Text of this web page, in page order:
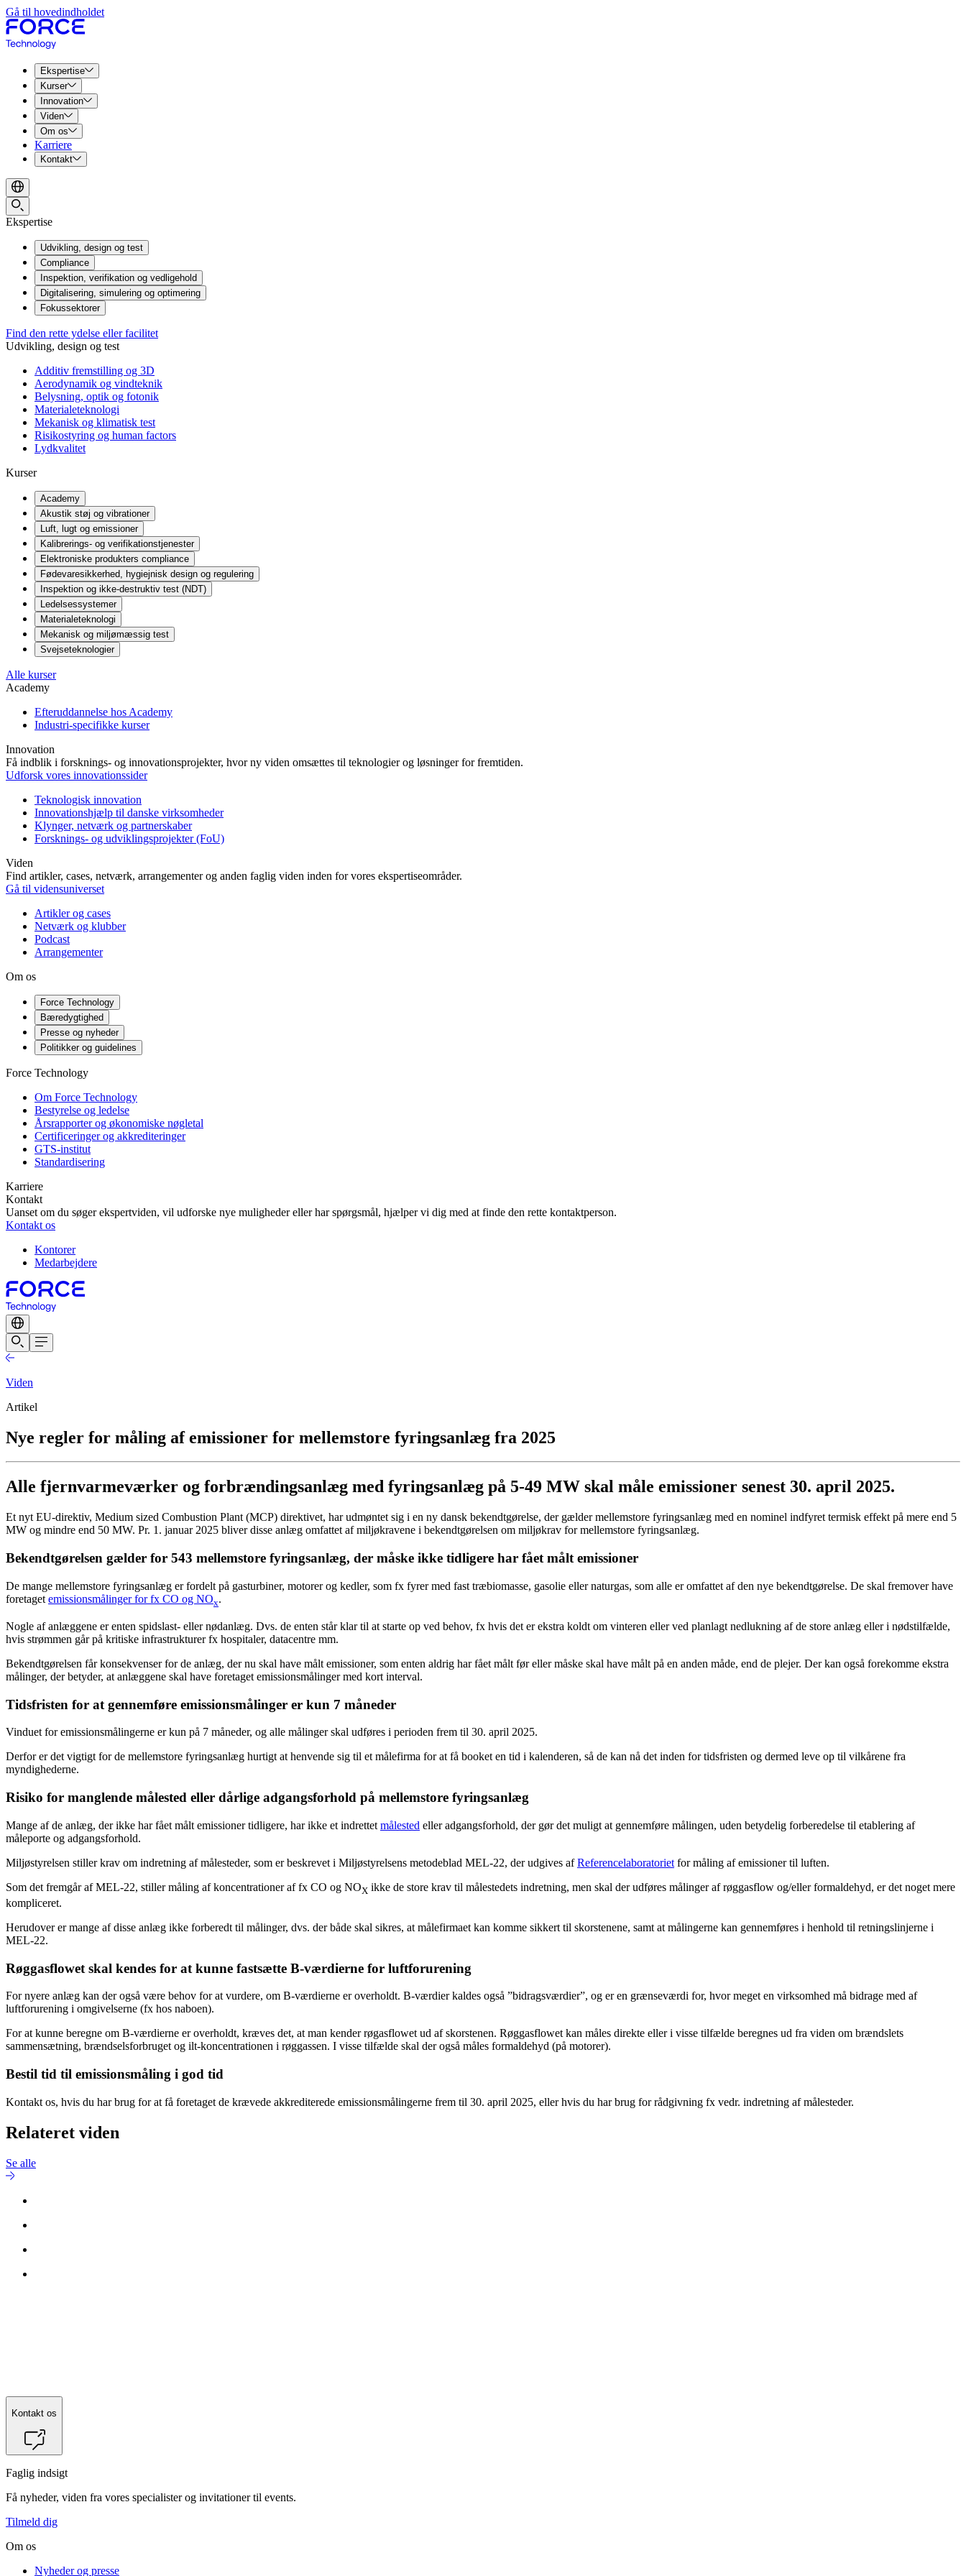
Gå til hovedindholdet
Ekspertise
Kurser
Innovation
Viden
Om os
Karriere
Kontakt
Ekspertise
Udvikling, design og test
Compliance
Inspektion, verifikation og vedligehold
Digitalisering, simulering og optimering
Fokussektorer
Find den rette ydelse eller facilitet
Udvikling, design og test
Additiv fremstilling og 3D
Aerodynamik og vindteknik
Belysning, optik og fotonik
Materialeteknologi
Mekanisk og klimatisk test
Risikostyring og human factors
Lydkvalitet
Kurser
Academy
Akustik støj og vibrationer
Luft, lugt og emissioner
Kalibrerings- og verifikationstjenester
Elektroniske produkters compliance
Fødevaresikkerhed, hygiejnisk design og regulering
Inspektion og ikke-destruktiv test (NDT)
Ledelsessystemer
Materialeteknologi
Mekanisk og miljømæssig test
Svejseteknologier
Alle kurser
Academy
Efteruddannelse hos Academy
Industri-specifikke kurser
Innovation
Få indblik i forsknings- og innovationsprojekter, hvor ny viden omsættes til teknologier og løsninger for fremtiden.
Udforsk vores innovationssider
Teknologisk innovation
Innovationshjælp til danske virksomheder
Klynger, netværk og partnerskaber
Forsknings- og udviklingsprojekter (FoU)
Viden
Find artikler, cases, netværk, arrangementer og anden faglig viden inden for vores ekspertiseområder.
Gå til vidensuniverset
Artikler og cases
Netværk og klubber
Podcast
Arrangementer
Om os
Force Technology
Bæredygtighed
Presse og nyheder
Politikker og guidelines
Force Technology
Om Force Technology
Bestyrelse og ledelse
Årsrapporter og økonomiske nøgletal
Certificeringer og akkrediteringer
GTS-institut
Standardisering
Karriere
Kontakt
Uanset om du søger ekspertviden, vil udforske nye muligheder eller har spørgsmål, hjælper vi dig med at finde den rette kontaktperson.
Kontakt os
Kontorer
Medarbejdere
Viden
Artikel
Nye regler for måling af emissioner for mellemstore fyringsanlæg fra 2025
Alle fjernvarmeværker og forbrændingsanlæg med fyringsanlæg på 5-49 MW skal måle emissioner senest 30. april 2025.
Et nyt EU-direktiv, Medium sized Combustion Plant (MCP) direktivet, har udmøntet sig i en ny dansk bekendtgørelse, der gælder mellemstore fyringsanlæg med en nominel indfyret termisk effekt på mere end 5
MW og mindre end 50 MW. Pr. 1. januar 2025 bliver disse anlæg omfattet af miljøkravene i bekendtgørelsen om miljøkrav for mellemstore fyringsanlæg.
Bekendtgørelsen gælder for 543 mellemstore fyringsanlæg, der måske ikke tidligere har fået målt emissioner
De mange mellemstore fyringsanlæg er fordelt på gasturbiner, motorer og kedler, som fx fyrer med fast træbiomasse, gasolie eller naturgas, som alle er omfattet af den nye bekendtgørelse. De skal fremover have
foretaget emissionsmålinger for fx CO og NOx.
Nogle af anlæggene er enten spidslast- eller nødanlæg. Dvs. de enten står klar til at starte op ved behov, fx hvis det er ekstra koldt om vinteren eller ved planlagt nedlukning af de store anlæg eller i nødstilfælde,
hvis strømmen går på kritiske infrastrukturer fx hospitaler, datacentre mm.
Bekendtgørelsen får konsekvenser for de anlæg, der nu skal have målt emissioner, som enten aldrig har fået målt før eller måske skal have målt på en anden måde, end de plejer. Der kan også forekomme ekstra
målinger, der betyder, at anlæggene skal have foretaget emissionsmålinger med kort interval.
Tidsfristen for at gennemføre emissionsmålinger er kun 7 måneder
Vinduet for emissionsmålingerne er kun på 7 måneder, og alle målinger skal udføres i perioden frem til 30. april 2025.
Derfor er det vigtigt for de mellemstore fyringsanlæg hurtigt at henvende sig til et målefirma for at få booket en tid i kalenderen, så de kan nå det inden for tidsfristen og dermed leve op til vilkårene fra
myndighederne.
Risiko for manglende målested eller dårlige adgangsforhold på mellemstore fyringsanlæg
Mange af de anlæg, der ikke har fået målt emissioner tidligere, har ikke et indrettet målested eller adgangsforhold, der gør det muligt at gennemføre målingen, uden betydelig forberedelse til etablering af
måleporte og adgangsforhold.
Miljøstyrelsen stiller krav om indretning af målesteder, som er beskrevet i Miljøstyrelsens metodeblad MEL-22, der udgives afReferencelaboratoriet for måling af emissioner til luften.
Som det fremgår af MEL-22, stiller måling af koncentrationer af fx CO og NOX ikke de store krav til målestedets indretning, men skal der udføres målinger af røggasflow og/eller formaldehyd, er det noget mere
kompliceret.
Herudover er mange af disse anlæg ikke forberedt til målinger, dvs. der både skal sikres, at målefirmaet kan komme sikkert til skorstenene, samt at målingerne kan gennemføres i henhold til retningslinjerne i
MEL-22.
Røggasflowet skal kendes for at kunne fastsætte B-værdierne for luftforurening
For nyere anlæg kan der også være behov for at vurdere, om B-værdierne er overholdt. B-værdier kaldes også ”bidragsværdier”, og er en grænseværdi for, hvor meget en virksomhed må bidrage med af
luftforurening i omgivelserne (fx hos naboen).
For at kunne beregne om B-værdierne er overholdt, kræves det, at man kender røgasflowet ud af skorstenen. Røggasflowet kan måles direkte eller i visse tilfælde beregnes ud fra viden om brændslets
sammensætning, brændselsforbruget og ilt-koncentrationen i røggassen. I visse tilfælde skal der også måles formaldehyd (på motorer).
Bestil tid til emissionsmåling i god tid
Kontakt os, hvis du har brug for at få foretaget de krævede akkrediterede emissionsmålingerne frem til 30. april 2025, eller hvis du har brug for rådgivning fx vedr. indretning af målesteder.
Relateret viden
Se alle
Kontakt os
Faglig indsigt
Få nyheder, viden fra vores specialister og invitationer til events.
Tilmeld dig
Om os
Nyheder og presse